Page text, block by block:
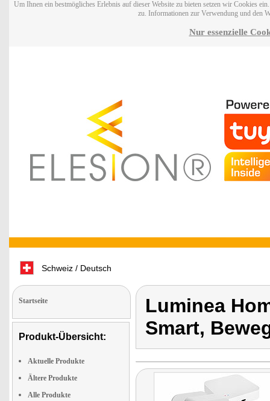
Um Ihnen ein bestmögliches Erlebnis auf dieser Website zu bieten setzen wir Cookies
zu. Informationen zur Verwendung und den
Nur essenzielle
Schweiz / Deutsch
Startseite
Produkt-Übersicht:
Aktuelle Produkte
Ältere Produkte
Alle Produkte
Luminea
Smart,